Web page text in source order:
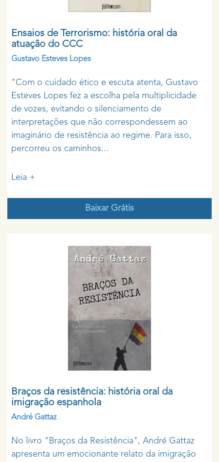
Ensaios de Terrorismo: história oral da
atuação do CCC
Gustavo Esteves Lopes
"Com o cuidado ético e escuta atenta, Gustavo
Esteves Lopes fez a escolha pela multiplicidade
de vozes, evitando o silenciamento de
interpretações que não correspondessem ao
imaginário de resistência ao regime. Para isso,
percorreu os caminhos...
Leia +
Baixar Grátis
Braços da resistência: história oral da
imigração espanhola
André Gattaz
No livro "Braços da Resistência", André Gattaz
apresenta um emocionante relato da imigração